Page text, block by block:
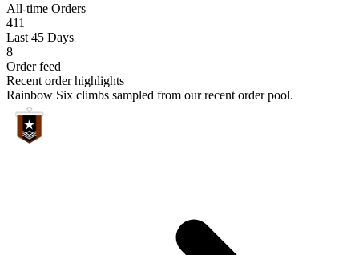
All-time Orders
411
Last 45 Days
8
Order feed
Recent order highlights
Rainbow Six climbs sampled from our recent order pool.